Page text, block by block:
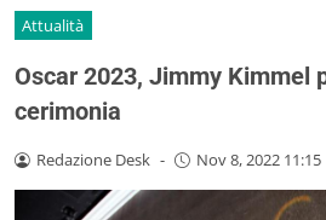
Attualità
Oscar 2023, Jimmy Kimmel
cerimonia
Redazione Desk - Nov 8, 2022 11:15